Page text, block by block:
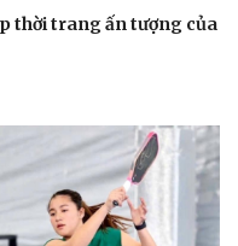
truyện đêm khuya
thời trang ấn tượng của